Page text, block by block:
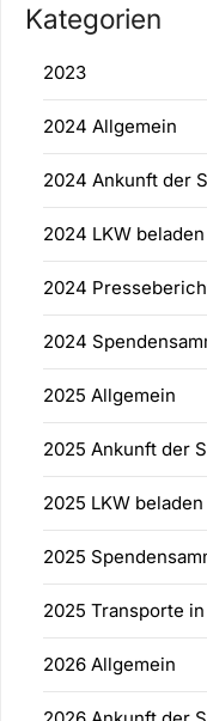
Kategorien
2023
2024 Allgemein
2024 Ankunft der
2024 LKW beladen
2024
2024
2025 Allgemein
2025 Ankunft der
2025 LKW beladen
2025
2025 Transporte
2026 Allgemein